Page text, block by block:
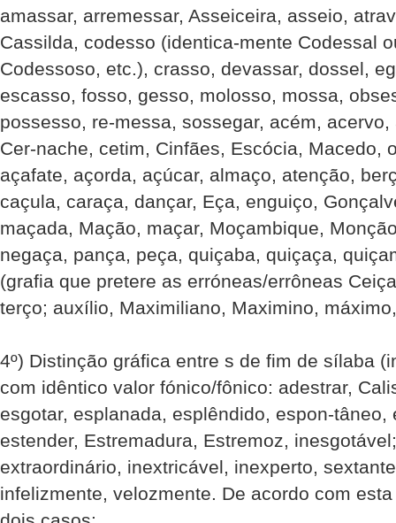
amassar, arremessar, Asseiceira, asseio,
Cassilda, codesso (identica-mente Codessal
Codessoso, etc.), crasso, devassar, dossel,
escasso, fosso, gesso, molosso, mossa,
possesso, re-messa, sossegar, acém,
Cer-nache, cetim, Cinfães, Escócia, Macedo,
açafate, açorda, açúcar, almaço, atenção,
caçula, caraça, dançar, Eça, enguiço,
maçada, Mação, maçar, Moçambique,
negaça, pança, peça, quiçaba, quiçaça,
(grafia que pretere as erróneas/errôneas
terço; auxílio, Maximiliano, Maximino,
4º) Distinção gráfica entre s de fim de sílaba
com idêntico valor fónico/fônico: adestrar,
esgotar, esplanada, esplêndido, espon-tâneo,
estender, Estremadura, Estremoz,
extraordinário, inextricável, inexperto,
infelizmente, velozmente. De acordo com